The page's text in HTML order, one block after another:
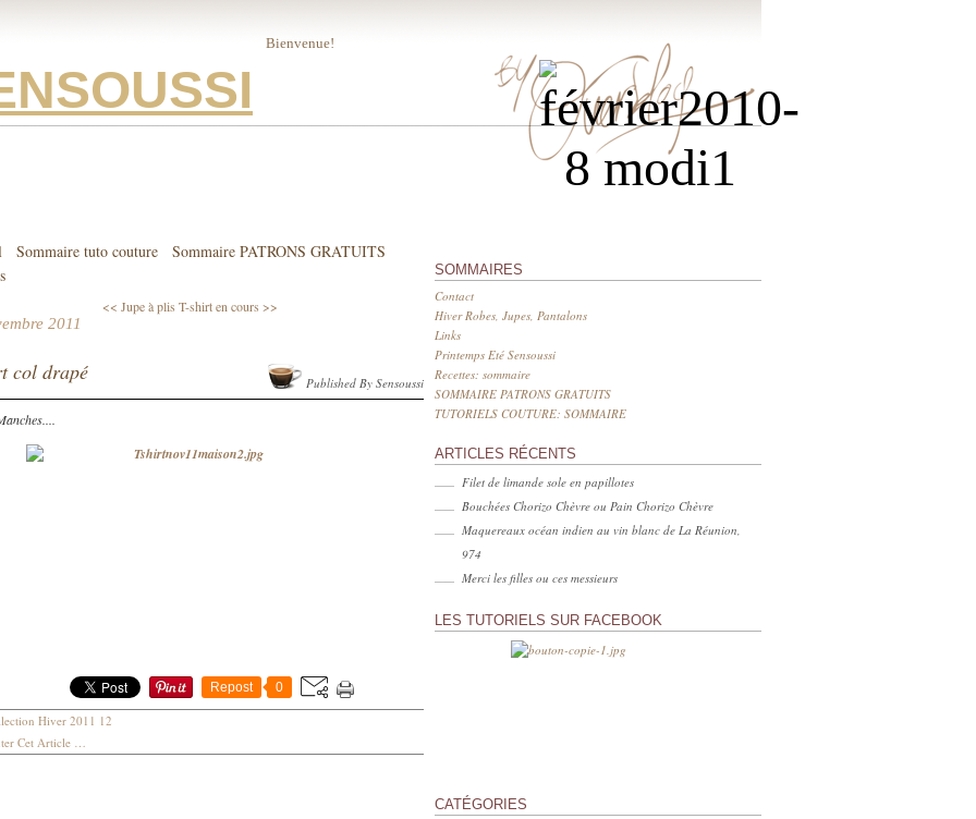
Bienvenue!
Sommaire tuto couture
Sommaire PATRONS GRATUITS
<< Jupe à plis T-shirt en cours >>
2011
col drapé
Repost 0
Published By Sensoussi
Hiver 2011 12
Cet Article …
SOMMAIRES
Contact
Hiver Robes, Jupes, Pantalons
Links
Printemps Eté Sensoussi
Recettes: sommaire
SOMMAIRE PATRONS GRATUITS
TUTORIELS COUTURE: SOMMAIRE
ARTICLES RÉCENTS
Filet de limande sole en papillotes
Bouchées Chorizo Chèvre ou Pain Chorizo Chèvre
Maquereaux océan indien au vin blanc de La Réunion,
974
Merci les filles ou ces messieurs
LES TUTORIELS SUR FACEBOOK
CATÉGORIES